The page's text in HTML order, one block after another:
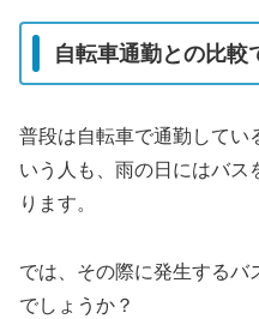
自転車通勤との比較
普段は自転車で通勤してい
いう人も、雨の日にはバス
ります。
では、その際に発生するバ
でしょうか？